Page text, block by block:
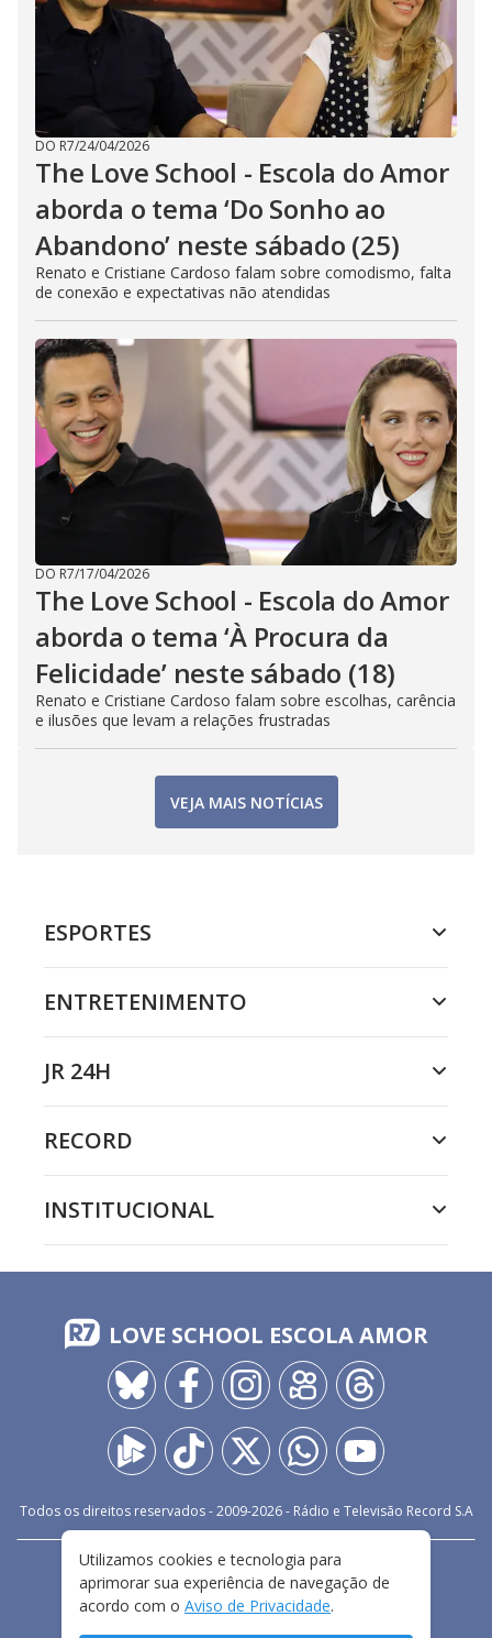
DO R7/24/04/2026
The Love School - Escola do Amor
aborda o tema ‘Do Sonho ao
Abandono’ neste sábado (25)
Renato e Cristiane Cardoso falam sobre comodismo, falta
de conexão e expectativas não atendidas
DO R7/17/04/2026
The Love School - Escola do Amor
aborda o tema ‘À Procura da
Felicidade’ neste sábado (18)
Renato e Cristiane Cardoso falam sobre escolhas, carência
e ilusões que levam a relações frustradas
VEJA MAIS NOTÍCIAS
ESPORTES
ENTRETENIMENTO
JR 24H
RECORD
INSTITUCIONAL
LOVE SCHOOL ESCOLA AMOR
Todos os direitos reservados - 2009-2026- Rádio e Televisão Record S.A
FALE CONOSCO
PRIVACIDADE
TERMOS E CONDIÇÕES DE USO
Utilizamos cookies e tecnologia para
aprimorar sua experiência de navegação de
acordo com o Aviso de Privacidade.